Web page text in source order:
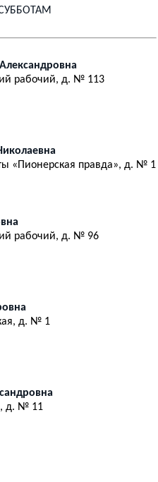
рабочий, д. № 113
«Пионерская правда», д. № 1
рабочий, д. № 96
д. № 1
д. № 11